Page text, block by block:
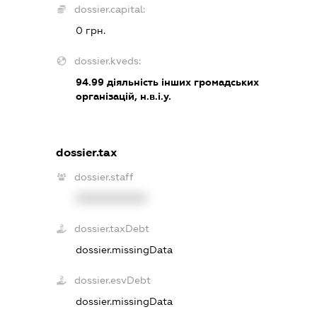
dossier.capital:
0 грн.
dossier.kveds:
94.99діяльність інших громадських
організацій, н.в.і.у.
dossier.tax
dossier.staff
dossier.taxDebt
dossier.missingData
dossier.esvDebt
dossier.missingData